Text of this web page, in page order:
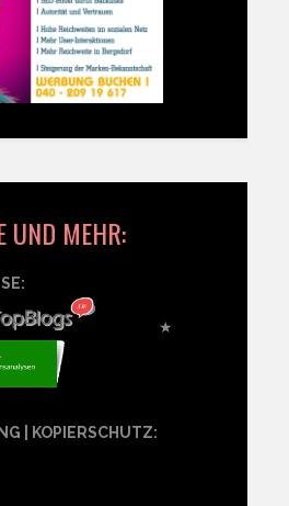
UND MEHR:
★
| KOPIERSCHUTZ: